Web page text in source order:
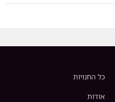
כל החנויות
אודות